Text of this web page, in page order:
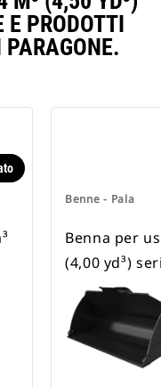
E PRODOTTI
PARAGONE.
Benne - Pala
Benna per
(4,00 yd³)